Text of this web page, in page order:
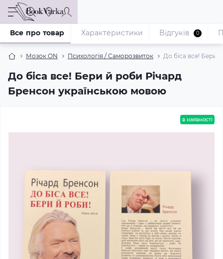
Мозок ON Психологія / Саморозвиток До біса все! Бери
До біса все! Бери й роби Річард
Бренсон українською мовою
Все про товар Характеристики Відгуків 0
в наявності